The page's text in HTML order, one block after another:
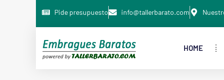
Pide presupuesto info@tallerbarato.com
HOME